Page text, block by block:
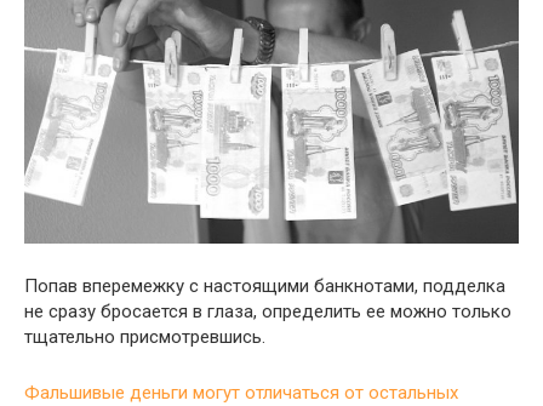
Попав вперемежку с настоящими банкнотами, подделка
не сразу бросается в глаза, определить ее можно только
тщательно присмотревшись.
Фальшивые деньги могут отличаться от остальных